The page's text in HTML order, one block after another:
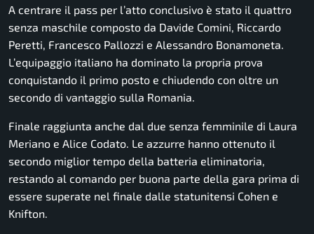
A centrare il pass per l’atto conclusivo è stato il quattro
senza maschile composto da Davide Comini, Riccardo
Peretti, Francesco Pallozzi e Alessandro Bonamoneta.
L’equipaggio italiano ha dominato la propria prova
conquistando il primo posto e chiudendo con oltre un
secondo di vantaggio sulla Romania.
Finale raggiunta anche dal due senza femminile di Laura
Meriano e Alice Codato. Le azzurre hanno ottenuto il
secondo miglior tempo della batteria eliminatoria,
restando al comando per buona parte della gara prima di
essere superate nel finale dalle statunitensi Cohen e
Knifton.